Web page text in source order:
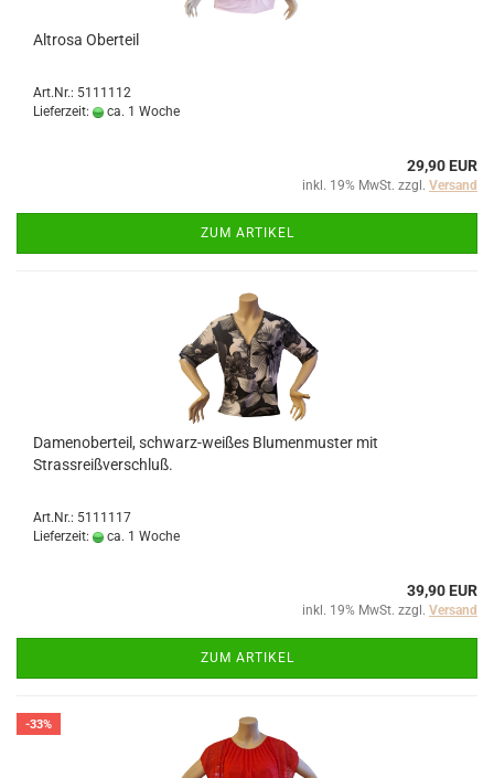
Altrosa Oberteil
Art.Nr.: 5111112
Lieferzeit:
ca. 1 Woche
29,90 EUR
inkl. 19% MwSt. zzgl. Versand
ZUM ARTIKEL
Damenoberteil, schwarz-weißes Blumenmuster mit
Strassreißverschluß.
Art.Nr.: 5111117
Lieferzeit:
ca. 1 Woche
39,90 EUR
inkl. 19% MwSt. zzgl. Versand
ZUM ARTIKEL
-33%